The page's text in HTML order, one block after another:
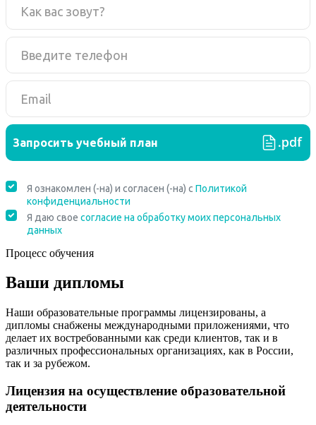
Процесс обучения
Ваши дипломы
Наши образовательные программы лицензированы, а
дипломы снабжены международными приложениями, что
делает их востребованными как среди клиентов, так и в
различных профессиональных организациях, как в России,
так и за рубежом.
Лицензия на осуществление образовательной
деятельности